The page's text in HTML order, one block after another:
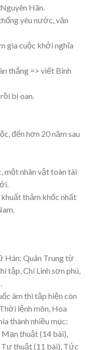
Hãn.
yêu nước, văn
gia cuộc khởi nghĩa
thắng => viết Bình
bị oan.
đến hơn 20 năm sau
một nhân vật toàn tài
thảm khốc nhất
Hán: Quân Trung từ
tập, Chí Linh sơn phú,
âm thi tập hiện còn
lệnh môn, Hoa
thành nhiều mục:
thuật (14 bài),
thuật (11 bài), Tức